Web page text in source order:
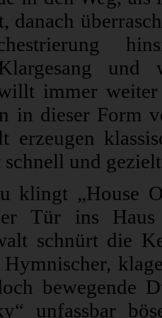
immer
in dieser Form
erzeugen
und
klingt „House
Tür ins
schnürt die
Hymnischer,
bewegende
unfassbar